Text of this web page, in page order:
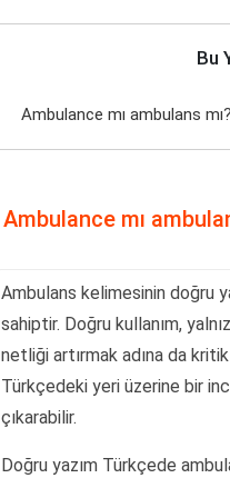
Bu
Ambulance mı ambulans mı?
Ambulance mı
Ambulans kelimesinin doğru
sahiptir. Doğru kullanım,
netliği artırmak adına da
Türkçedeki yeri üzerine bir
çıkarabilir.
Doğru yazım Türkçede